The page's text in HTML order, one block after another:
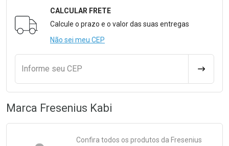
Formulário para Calcular o Frete
CALCULAR FRETE
Calcule o prazo e o valor das suas entregas
Não sei meu CEP
Informe seu CEP
Marca Fresenius Kabi
Confira todos os produtos da Fresenius